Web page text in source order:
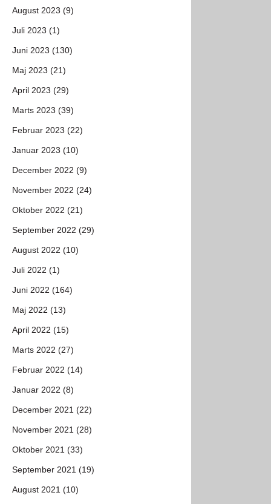
August 2023 (9)
Juli 2023 (1)
Juni 2023 (130)
Maj 2023 (21)
April 2023 (29)
Marts 2023 (39)
Februar 2023 (22)
Januar 2023 (10)
December 2022 (9)
November 2022 (24)
Oktober 2022 (21)
September 2022 (29)
August 2022 (10)
Juli 2022 (1)
Juni 2022 (164)
Maj 2022 (13)
April 2022 (15)
Marts 2022 (27)
Februar 2022 (14)
Januar 2022 (8)
December 2021 (22)
November 2021 (28)
Oktober 2021 (33)
September 2021 (19)
August 2021 (10)